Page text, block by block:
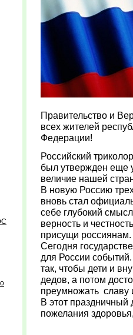
Правительство и
всех жителей
Федерации!
Российский
был утвержден еще
величие нашей
В новую Россию
вновь стал
себе глубокий
верность и
присущи россиянам.
Сегодня
для России
так, чтобы дети и
дедов, а потом
преумножать славу
В этот праздничный
пожелания